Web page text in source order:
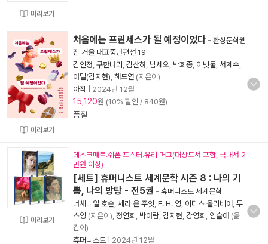
미리보기
미리보기
처음에는 프린세스가 될 예정이었다 - 환상문학웹
진 거울 대표중단편선 19
김인정 구한나리 김산하, 남세오 박희종 이빗물 서계수
아밀(김지현) 해도연 (지은이)
아작
2024년 12월
15,120원 (10% 할인 / 840원)
품절
미리보기
데스크매트.쉬폰 포스터.유리 머그(대상도서 포함, 국내서 2
만원 이상)
[세트] 휴머니스트 세계문학 시즌 8 : 나의 기
쁨, 나의 방탕 - 전5권 - 휴머니스트 세계문학
너새니얼 호손 세라 온 주잇 E. H. 영 이디스 올리비어 무
스잉 (지은이), 정연희 박아람 김지현 강영희 임슬애 (옮
긴이)
휴머니스트
2024년 12월